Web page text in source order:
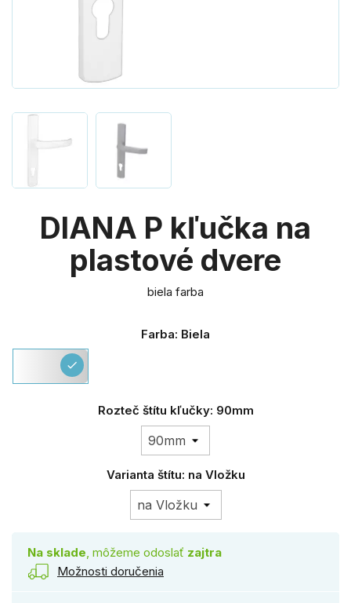
DIANA P kľučka na
plastové dvere
biela farba
Farba: Biela
Biela
check
Rozteč štítu kľučky: 90mm
Varianta štítu: na Vložku
Na sklade , môžeme odoslať zajtra
Možnosti doručenia